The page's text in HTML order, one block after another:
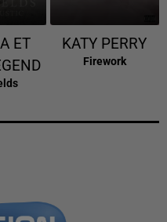
ET
KATY PERRY
Firework